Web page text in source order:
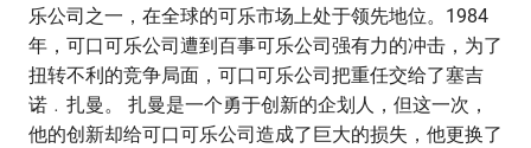
乐公司之一，在全球的可乐市场上处于领先地位。1984
年，可口可乐公司遭到百事可乐公司强有力的冲击，为了
扭转不利的竞争局面，可口可乐公司把重任交给了塞吉
诺﹒扎曼。 扎曼是一个勇于创新的企划人，但这一次，
他的创新却给可口可乐公司造成了巨大的损失，他更换了